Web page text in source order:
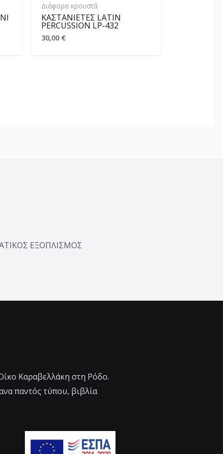
Διάφορα κρουστά
ΚΑΣΤΑΝΙΈΤΕΣ LATIN
PERCUSSION LP-432
30,00 €
ΕΞΟΠΛΙΣΜΟΣ
Καραβελλάκη στη Ρόδο.
παντός τύπου, βιβλία